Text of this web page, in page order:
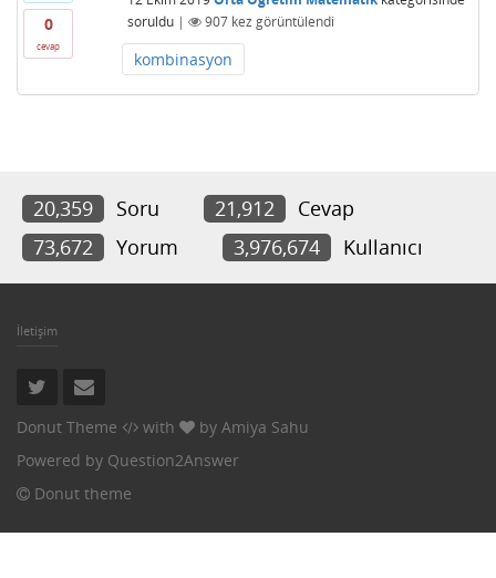
0
cevap
soruldu | 907kez görüntülendi
kombinasyon
20,359 Soru 21,912
Cevap
73,672
Yorum 3,976,674 Kullanıcı
İletişim
Donut Theme with by Amiya Sahu
Powered by Question2Answer
Donut theme